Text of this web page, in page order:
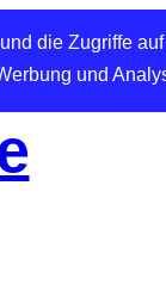
die Zugriffe
und